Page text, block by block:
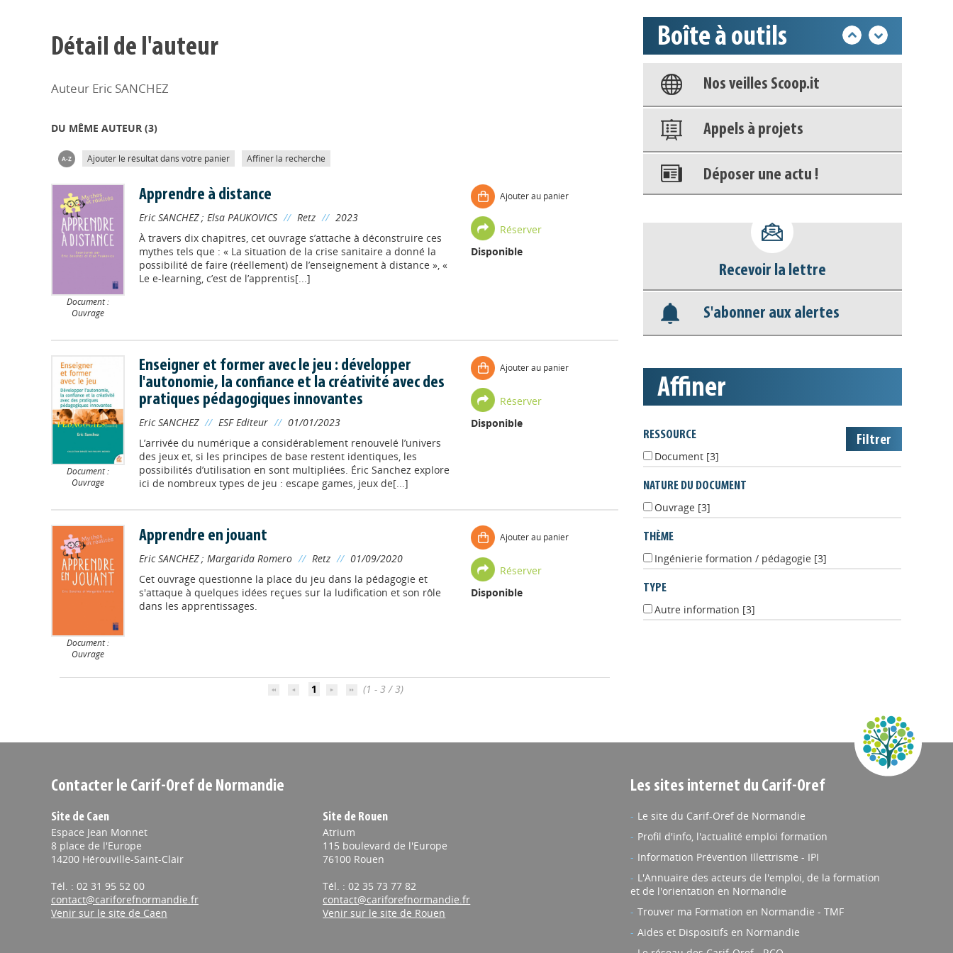
Détail de l'auteur
Auteur Eric SANCHEZ
DU MÊME AUTEUR (3)
Ajouter le résultat dans votre panier Affiner la recherche
Document :
Ouvrage
Apprendre à distance
Eric SANCHEZ; Elsa PAUKOVICS // Retz // 2023
À travers dix chapitres, cet ouvrage s’attache à déconstruire ces
mythes tels que : « La situation de la crise sanitaire a donné la
possibilité de faire (réellement) de l’enseignement à distance », «
Le e-learning, c’est de l’apprentis[...]
Ajouter au panier
Réserver
Disponible
Document :
Ouvrage
Enseigner et former avec le jeu : développer
l'autonomie, la confiance et la créativité avec des
pratiques pédagogiques innovantes
Eric SANCHEZ // ESF Editeur // 01/01/2023
L’arrivée du numérique a considérablement renouvelé l’univers
des jeux et, si les principes de base restent identiques, les
possibilités d’utilisation en sont multipliées. Éric Sanchez explore
ici de nombreux types de jeu : escape games, jeux de[...]
Ajouter au panier
Réserver
Disponible
Document :
Ouvrage
Apprendre en jouant
Eric SANCHEZ; Margarida Romero // Retz // 01/09/2020
Cet ouvrage questionne la place du jeu dans la pédagogie et
s'attaque à quelques idées reçues sur la ludification et son rôle
dans les apprentissages.
Ajouter au panier
Réserver
Disponible
1 (1 - 3 / 3)
Boîte à outils
Base documentaire
Nos veilles Scoop.it
Appels à projets
Déposer une actu !
déconnecter)
Base documentaire
Nos veilles Scoop.it
Appels à projets
Recevoir la lettre
S'abonner aux alertes
affiner
RESSOURCE
Document [3]
NATURE DU DOCUMENT
Ouvrage [3]
THÈME
Ingénierie formation / pédagogie [3]
TYPE
Autre information [3]
Contacter le Carif-Oref de Normandie
Site de Caen
Espace Jean Monnet
8 place de l'Europe
14200 Hérouville-Saint-Clair
Tél. : 02 31 95 52 00
contact@cariforefnormandie.fr
Venir sur le site de Caen
Site de Rouen
Atrium
115 boulevard de l'Europe
76100 Rouen
Tél. : 02 35 73 77 82
contact@cariforefnormandie.fr
Venir sur le site de Rouen
Les sites internet du Carif-Oref
Le site du Carif-Oref de Normandie
Profil d'info, l'actualité emploi formation
Information Prévention Illettrisme - IPI
L'Annuaire des acteurs de l'emploi, de la formation
et de l'orientation en Normandie
Trouver ma Formation en Normandie - TMF
Aides et Dispositifs en Normandie